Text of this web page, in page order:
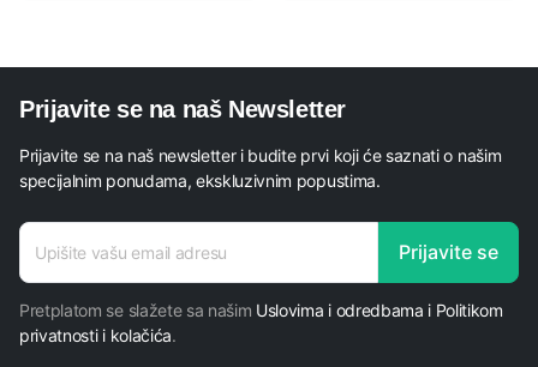
Prijavite se na naš Newsletter
Prijavite se na naš newsletter i budite prvi koji će saznati o našim
specijalnim ponudama, ekskluzivnim popustima.
E-mail
adresa
Prijavite se
Pretplatom se slažete sa našim Uslovima i odredbama i Politikom
privatnosti i kolačića.